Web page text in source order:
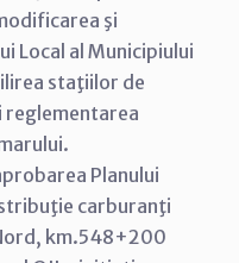
şi
Local al Municipiului
staţiilor de
reglementarea
Planului
carburanţi
km.548+200